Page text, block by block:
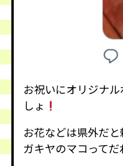
お祝いにオリジナ
しょ
お花などは県外だ
ガキヤのマコって